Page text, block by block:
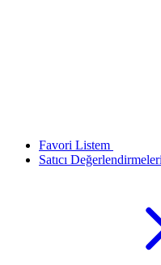
Favori Listem
Satıcı